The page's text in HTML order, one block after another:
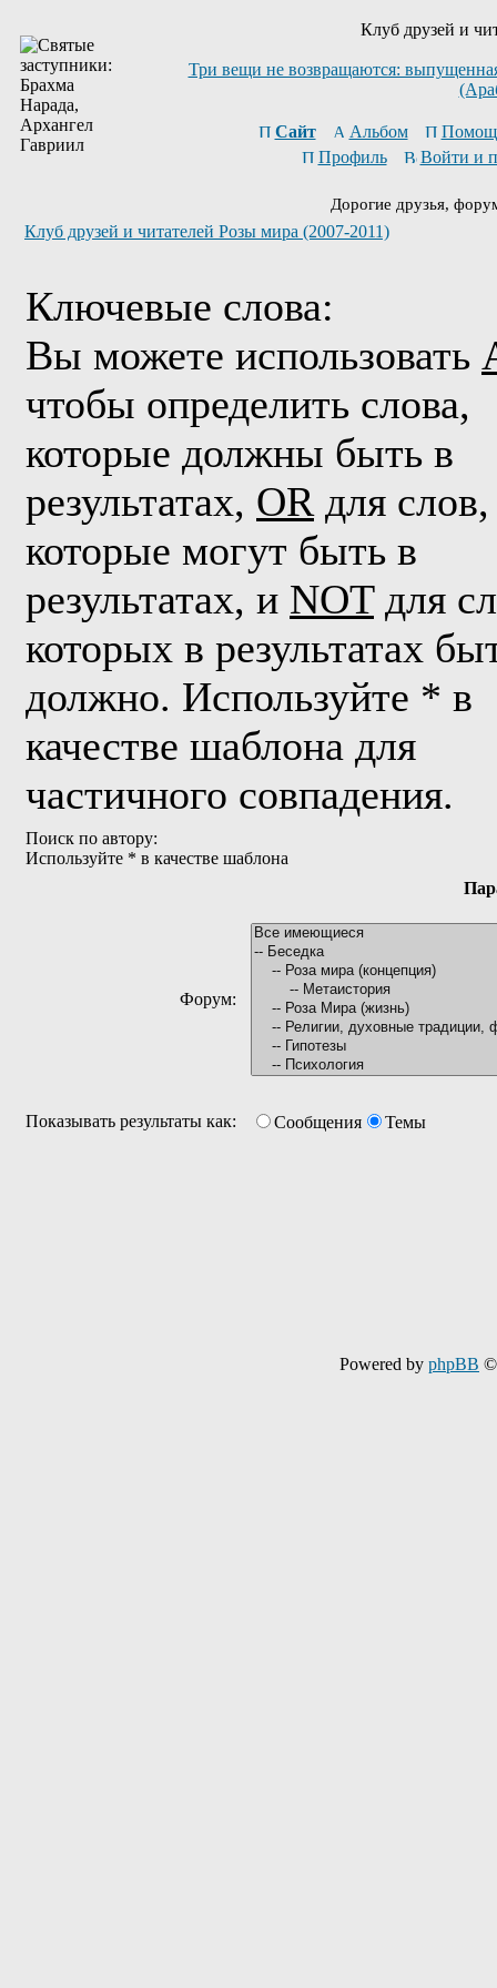
Клуб друзей и
Три вещи не возвращаются:
Сайт Альбом
Профиль
Войти и
Дорогие друзья,
Клуб друзей и читателей Розы мира (2007-2011)
Ключевые слова:
Вы можете использовать
чтобы определить слова,
которые должны быть в
результатах, OR для слов,
которые могут быть в
результатах, и NOTдля
которых в результатах
должно. Используйте * в
качестве шаблона для
частичного совпадения.
Поиск по автору:
Используйте * в качестве шаблона
Форум:
Показывать результаты как: Сообщения Темы
Powered by phpBB ©